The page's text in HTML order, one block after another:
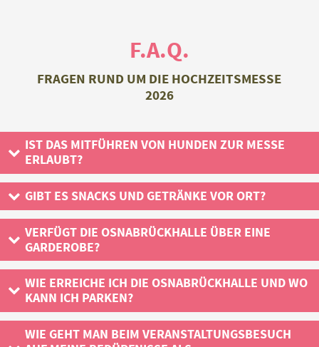
F.A.Q.
FRAGEN RUND UM DIE HOCHZEITSMESSE
2026
IST DAS MITFÜHREN VON HUNDEN ZUR MESSE
ERLAUBT?
Grundsätzlich ist das Mitführen von Hunden in der
OsnabrückHalle nicht erlaubt.
GIBT ES SNACKS UND GETRÄNKE VOR ORT?
Ja, unser Gastronomie-Service hält für Sie Getränke und
Snacks im Erdgeschoss an der Veltins-Lounge bereit.
VERFÜGT DIE OSNABRÜCKHALLE ÜBER EINE
GARDEROBE?
Ja, direkt unten im Foyer befindet sich eine bewachte
Garderobe.
WIE ERREICHE ICH DIE OSNABRÜCKHALLE UND WO
KANN ICH PARKEN?
Die OsnabrückHalle liegt zentral in der Innenstadt und ist
WIE GEHT MAN BEIM VERANSTALTUNGSBESUCH